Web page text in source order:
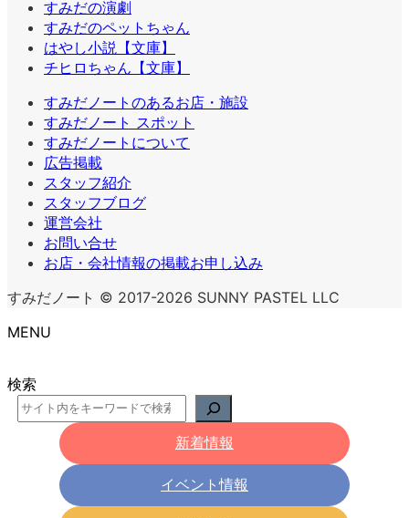
すみだの演劇
すみだのペットちゃん
はやし小説【文庫】
チヒロちゃん【文庫】
すみだノートのあるお店・施設
すみだノート スポット
すみだノートについて
広告掲載
スタッフ紹介
スタッフブログ
運営会社
お問い合せ
お店・会社情報の掲載お申し込み
すみだノート © 2017-2026 SUNNY PASTEL LLC
MENU
検索
新着情報
イベント情報